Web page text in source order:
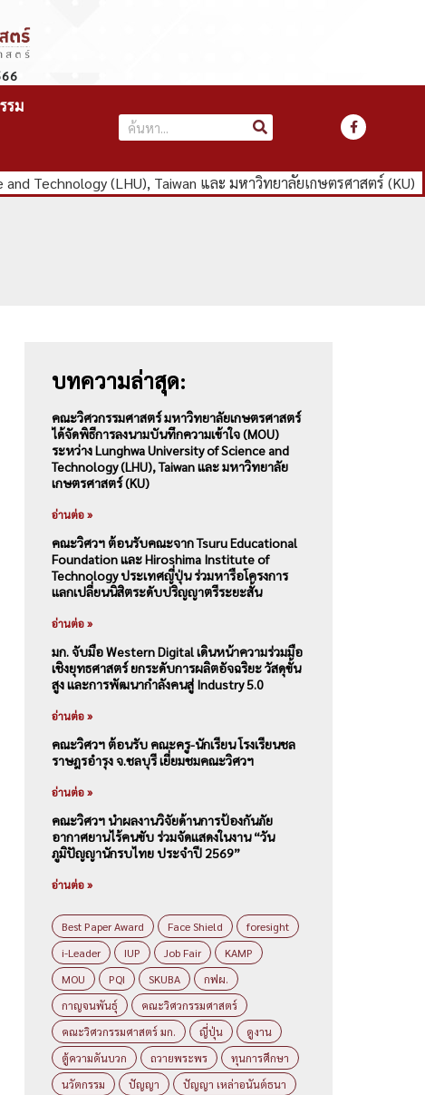
รม
Technology (LHU), Taiwan และ มหาวิทยาลัยเกษตรศาสตร์ (KU)
บทความล่าสุด:
คณะวิศวกรรมศาสตร์ มหาวิทยาลัยเกษตรศาสตร์
ได้จัดพิธีการลงนามบันทึกความเข้าใจ (MOU)
ระหว่าง Lunghwa University of Science and
Technology (LHU), Taiwan และ มหาวิทยาลัย
เกษตรศาสตร์ (KU)
อ่านต่อ »
คณะวิศวฯ ต้อนรับคณะจาก Tsuru Educational
Foundation และ Hiroshima Institute of
Technology ประเทศญี่ปุ่น ร่วมหารือโครงการ
แลกเปลี่ยนนิสิตระดับปริญญาตรีระยะสั้น
อ่านต่อ »
มก. จับมือ Western Digital เดินหน้าความร่วมมือ
เชิงยุทธศาสตร์ ยกระดับการผลิตอัจฉริยะ วัสดุขั้น
สูง และการพัฒนากำลังคนสู่ Industry 5.0
อ่านต่อ »
คณะวิศวฯ ต้อนรับ คณะครู-นักเรียน โรงเรียนชล
ราษฎรอำรุง จ.ชลบุรี เยี่ยมชมคณะวิศวฯ
อ่านต่อ »
คณะวิศวฯ นำผลงานวิจัยด้านการป้องกันภัย
อากาศยานไร้คนขับ ร่วมจัดแสดงในงาน “วัน
ภูมิปัญญานักรบไทย ประจำปี 2569”
อ่านต่อ »
Best Paper Award Face Shield
foresight
i-Leader
IUP Job Fair
KAMP
MOU
PQI SKUBA
กฟผ.
กาญจนพันธุ์
คณะวิศวกรรมศาสตร์
คณะวิศวกรรมศาสตร์ มก.
ญี่ปุ่น
ดูงาน
ตู้ความดันบวก
ถวายพระพร
ทุนการศึกษา
นวัตกรรม
ปัญญา
ปัญญา เหล่าอนันต์ธนา